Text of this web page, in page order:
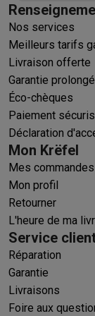
Nos services
Meilleurs tarifs
Livraison offerte
Garantie
Éco-chèques
Paiement
Déclaration
Mon Krëfel
Mes commandes
Mon profil
Retourner
L'heure de ma
Service
Réparation
Garantie
Livraisons
Foire aux